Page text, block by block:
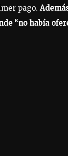
pago.
“no había